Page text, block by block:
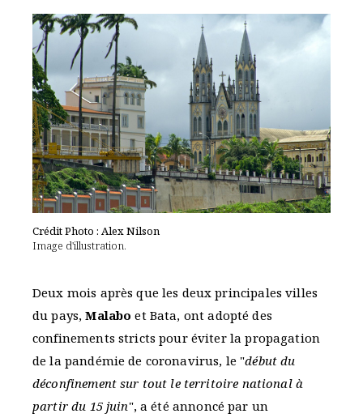
Crédit Photo : Alex Nilson
Image d'illustration.
Deux mois après que les deux principales villes
du pays,Malabo et Bata, ont adopté des
confinements stricts pour éviter la propagation
de la pandémie de coronavirus, le "début du
déconfinement sur tout le territoire national à
partir du 15 juin", a été annoncé par un